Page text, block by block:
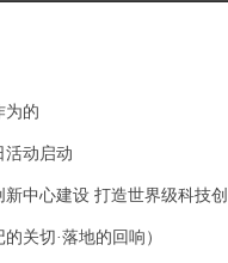
为的
活动启动
新中心建设 打造世界级科技
关切·落地的回响）